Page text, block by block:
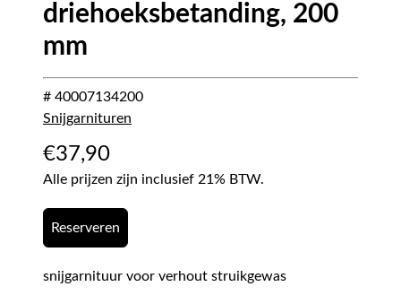
driehoeksbetanding, 200
mm
# 40007134200
Snijgarnituren
€37,90
Alle prijzen zijn inclusief 21% BTW.
Reserveren
snijgarnituur voor verhout struikgewas